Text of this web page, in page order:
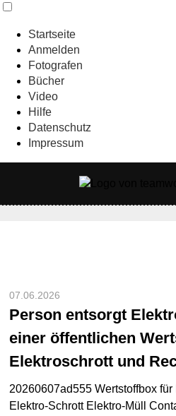
Startseite
Anmelden
Fotografen
Bücher
Video
Hilfe
Datenschutz
Impressum
07.06.2026
Person entsorgt
einer öffentlichen
Elektroschrott und
20260607ad555 Wertstoffbox
Elektro-Schrott Elektro-Müll